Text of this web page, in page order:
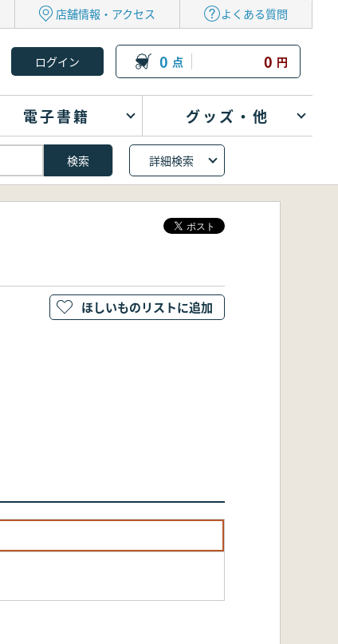
店舗情報・アクセス よくある質問
0 点 0 円
電子書籍 グッズ・他
詳細検索
ほしいものリストに追加